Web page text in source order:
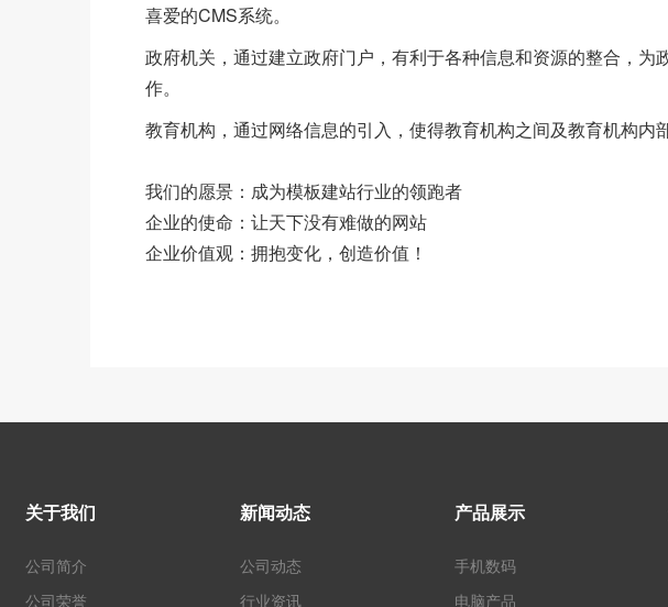
喜爱的CMS系统。
政府机关，通过建立政府门户，有利于各种信息和资源的整合，
作。
教育机构，通过网络信息的引入，使得教育机构之间及教育机构内
我们的愿景：成为模板建站行业的领跑者
企业的使命：让天下没有难做的网站
企业价值观：拥抱变化，创造价值！
关于我们
公司简介
公司荣誉
新闻动态
公司动态
行业资讯
产品展示
手机数码
电脑产品